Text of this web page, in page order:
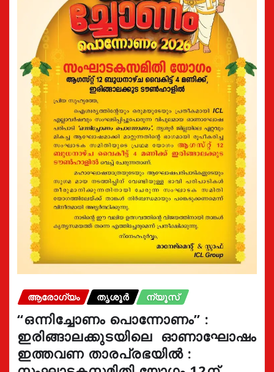
ആരോഗ്യം തൃശൂർ ന്യൂസ്
“ഒന്നിച്ചോണം പൊന്നോണം” :
ഇരിങ്ങാലക്കുടയിലെ ഓണാഘോഷം
ഇത്തവണ താരപ്രഭയിൽ :